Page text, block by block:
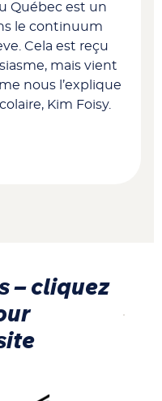
Québec est un
le continuum
Cela est reçu
mais vient
nous l’explique
Kim Foisy.
– cliquez